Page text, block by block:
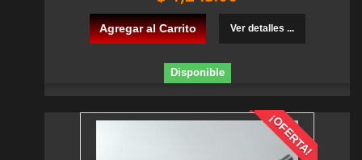
Agregar al Carrito Ver detalles ...
Disponible
¡OFERTA!